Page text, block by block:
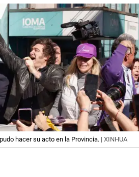
hacer su acto en la Provincia. | XINHUA